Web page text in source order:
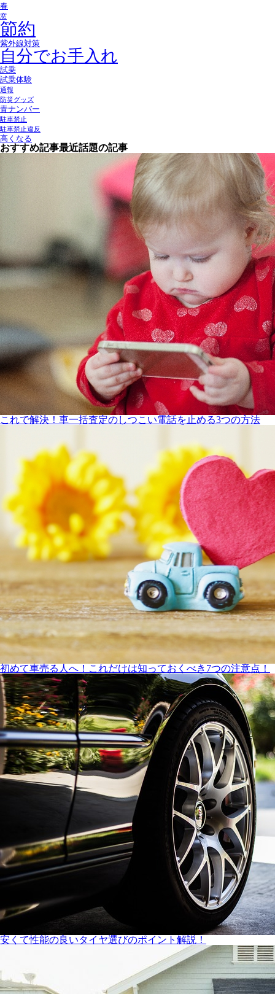
春
窓
節約
紫外線対策
自分でお手入れ
試乗
試乗体験
通報
防災グッズ
青ナンバー
駐車禁止
駐車禁止違反
高くなる
おすすめ記事最近話題の記事
これで解決！車一括査定のしつこい電話を止める3つの方法
初めて車売る人へ！これだけは知っておくべき7つの注意点！
安くて性能の良いタイヤ選びのポイント解説！